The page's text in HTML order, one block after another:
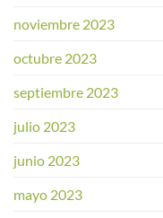
noviembre 2023
octubre 2023
septiembre 2023
julio 2023
junio 2023
mayo 2023